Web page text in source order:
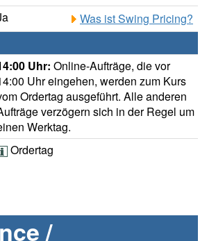
Was ist Swing Pricing?
Uhr: Online-Aufträge, die vor
Uhr eingehen, werden zum Kurs
Ordertag ausgeführt. Alle anderen
verzögern sich in der Regel um
Werktag.
Ordertag
/